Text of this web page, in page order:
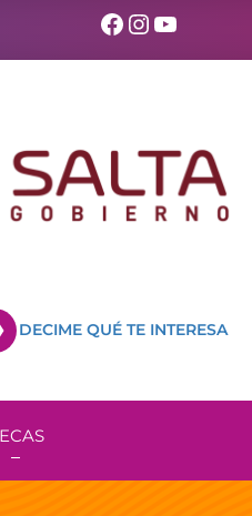
Facebook
Instagram
YouTube
DECIME QUÉ TE INTERESA